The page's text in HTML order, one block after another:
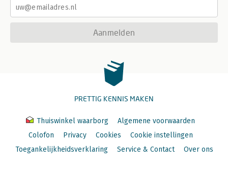
Aanmelden
PRETTIG KENNIS MAKEN
Thuiswinkel waarborg
Algemene voorwaarden
Colofon
Privacy Cookies
Cookie instellingen
Toegankelijkheidsverklaring
Service & Contact Over ons